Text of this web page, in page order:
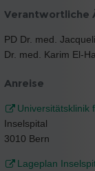
Verantwortliche
PD Dr. med.
Dr. med. Karim El-
Anreise
Universitätsklinik
Inselspital
3010 Bern
Lageplan